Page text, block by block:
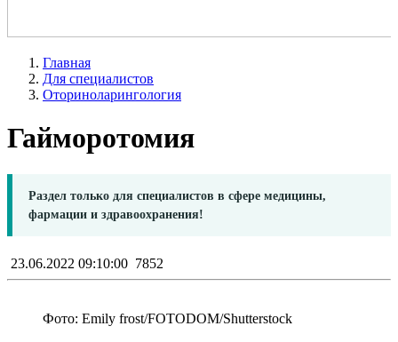
Главная
Для специалистов
Оториноларингология
Гайморотомия
Раздел только для специалистов в сфере медицины,
фармации и здравоохранения!
23.06.2022 09:10:00 7852
Фото: Emily frost/FOTODOM/Shutterstoсk